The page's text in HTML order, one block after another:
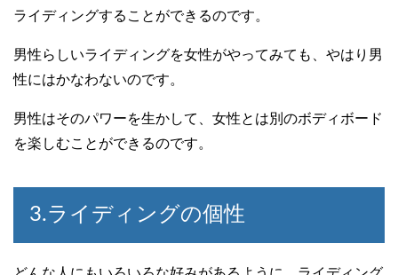
ライディングすることができるのです。
男性らしいライディングを女性がやってみても、やはり男
性にはかなわないのです。
男性はそのパワーを生かして、女性とは別のボディボード
を楽しむことができるのです。
3.ライディングの個性